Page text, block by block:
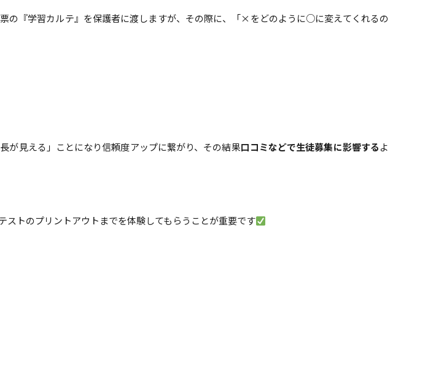
の『学習カルテ』を保護者に渡しますが、その際に、「×をどのように○に変えてくれるの
が見える」ことになり信頼度アップに繋がり、その結果口コミなどで生徒募集に影響するよ
トのプリントアウトまでを体験してもらうことが重要です